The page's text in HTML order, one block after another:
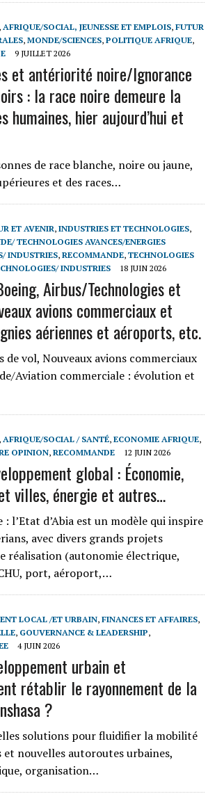
, AFRIQUE/SOCIAL, JEUNESSE ET EMPLOIS, FUTUR
, MONDE/SCIENCES, POLITIQUE AFRIQUE,
9 JUILLET 2026
et antériorité noire/Ignorance
: la race noire demeure la
humaines, hier aujourd’hui et
de race blanche, noire ou jaune,
et des races…
ET AVENIR, INDUSTRIES ET TECHNOLOGIES,
TECHNOLOGIES AVANCES/ENERGIES
INDUSTRIES, RECOMMANDE, TECHNOLOGIES
INDUSTRIES 18 JUIN 2026
Airbus/Technologies et
avions commerciaux et
aériennes et aéroports, etc.
vol, Nouveaux avions commerciaux
Aviation commerciale : évolution et
, AFRIQUE/SOCIAL / SANTÉ, ECONOMIE AFRIQUE,
OPINION, RECOMMANDE 12 JUIN 2026
global : Économie,
villes, énergie et autres…
l’Etat d’Abia est un modèle qui inspire
avec divers grands projets
réalisation (autonomie électrique,
port, aéroport,…
LOCAL /ET URBAIN, FINANCES ET AFFAIRES,
, GOUVERNANCE & LEADERSHIP,
4 JUIN 2026
urbain et
rétablir le rayonnement de la
?
solutions pour fluidifier la mobilité
et nouvelles autoroutes urbaines,
organisation…